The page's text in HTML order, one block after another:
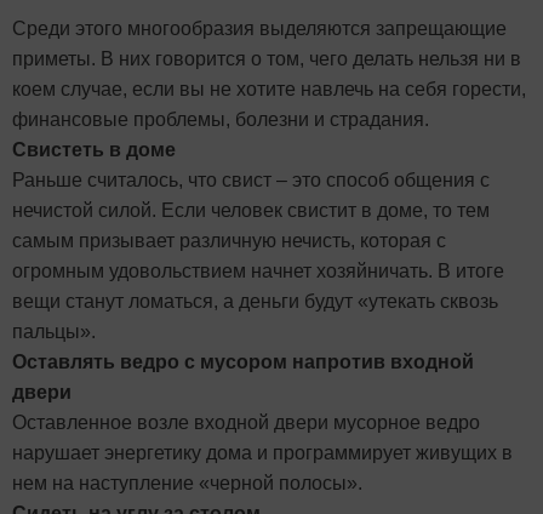
Среди этого многообразия выделяются запрещающие
приметы. В них говорится о том, чего делать нельзя ни в
коем случае, если вы не хотите навлечь на себя горести,
финансовые проблемы, болезни и страдания.
Свистеть в доме
Раньше считалось, что свист – это способ общения с
нечистой силой. Если человек свистит в доме, то тем
самым призывает различную нечисть, которая с
огромным удовольствием начнет хозяйничать. В итоге
вещи станут ломаться, а деньги будут «утекать сквозь
пальцы».
Оставлять ведро с мусором напротив входной
двери
Оставленное возле входной двери мусорное ведро
нарушает энергетику дома и программирует живущих в
нем на наступление «черной полосы».